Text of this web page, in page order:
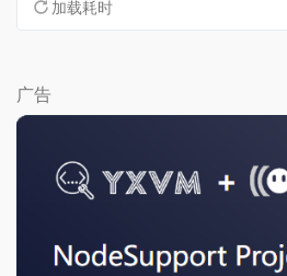
加载耗时
广告